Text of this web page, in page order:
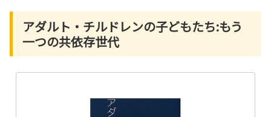
アダルト・チルドレンの子どもたち:もう
一つの共依存世代